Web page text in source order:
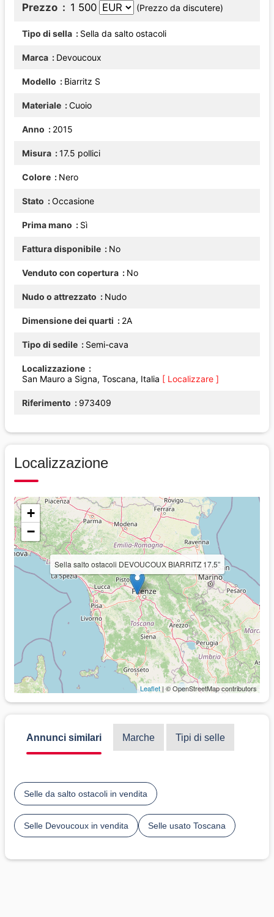
Prezzo 1 500 (Prezzo da discutere)
Tipo di sella Sella da salto ostacoli
Marca Devoucoux
Modello Biarritz S
Materiale Cuoio
Anno 2015
Misura 17.5 pollici
Colore Nero
Stato Occasione
Prima mano Sì
Fattura disponibile No
Venduto con copertura No
Nudo o attrezzato Nudo
Dimensione dei quarti 2A
Tipo di sedile Semi-cava
Localizzazione
San Mauro a Signa, Toscana, Italia [ Localizzare ]
Riferimento 973409
Localizzazione
Sella salto ostacoli DEVOUCOUX BIARRITZ 17.5”
+
−
Leaflet| © OpenStreetMap contributors
Annunci similari Marche Tipi di selle
Selle da salto ostacoli in vendita
Selle Devoucoux in vendita Selle usato Toscana